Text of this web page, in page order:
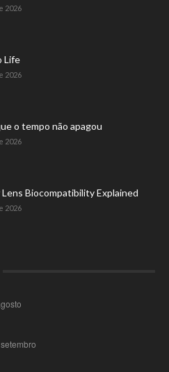
2026
Life
2026
o tempo não apagou
2026
Biocompatibility Explained
2026